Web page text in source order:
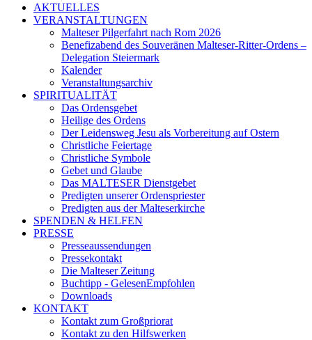
AKTUELLES
VERANSTALTUNGEN
Malteser Pilgerfahrt nach Rom 2026
Benefizabend des Souveränen Malteser-Ritter-Ordens –
Delegation Steiermark
Kalender
Veranstaltungsarchiv
SPIRITUALITÄT
Das Ordensgebet
Heilige des Ordens
Der Leidensweg Jesu als Vorbereitung auf Ostern
Christliche Feiertage
Christliche Symbole
Gebet und Glaube
Das MALTESER Dienstgebet
Predigten unserer Ordenspriester
Predigten aus der Malteserkirche
SPENDEN & HELFEN
PRESSE
Presseaussendungen
Pressekontakt
Die Malteser Zeitung
Buchtipp - GelesenEmpfohlen
Downloads
KONTAKT
Kontakt zum Großpriorat
Kontakt zu den Hilfswerken